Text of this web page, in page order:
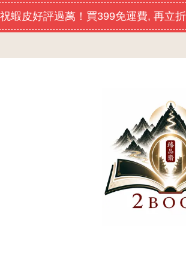
蝦皮好評過萬！買399免運費, 再立